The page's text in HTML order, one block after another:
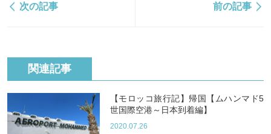
次の記事 前の記事
関連記事
【モロッコ旅行記】帰国【ムハンマド5
世国際空港～日本到着編】
2020.07.26